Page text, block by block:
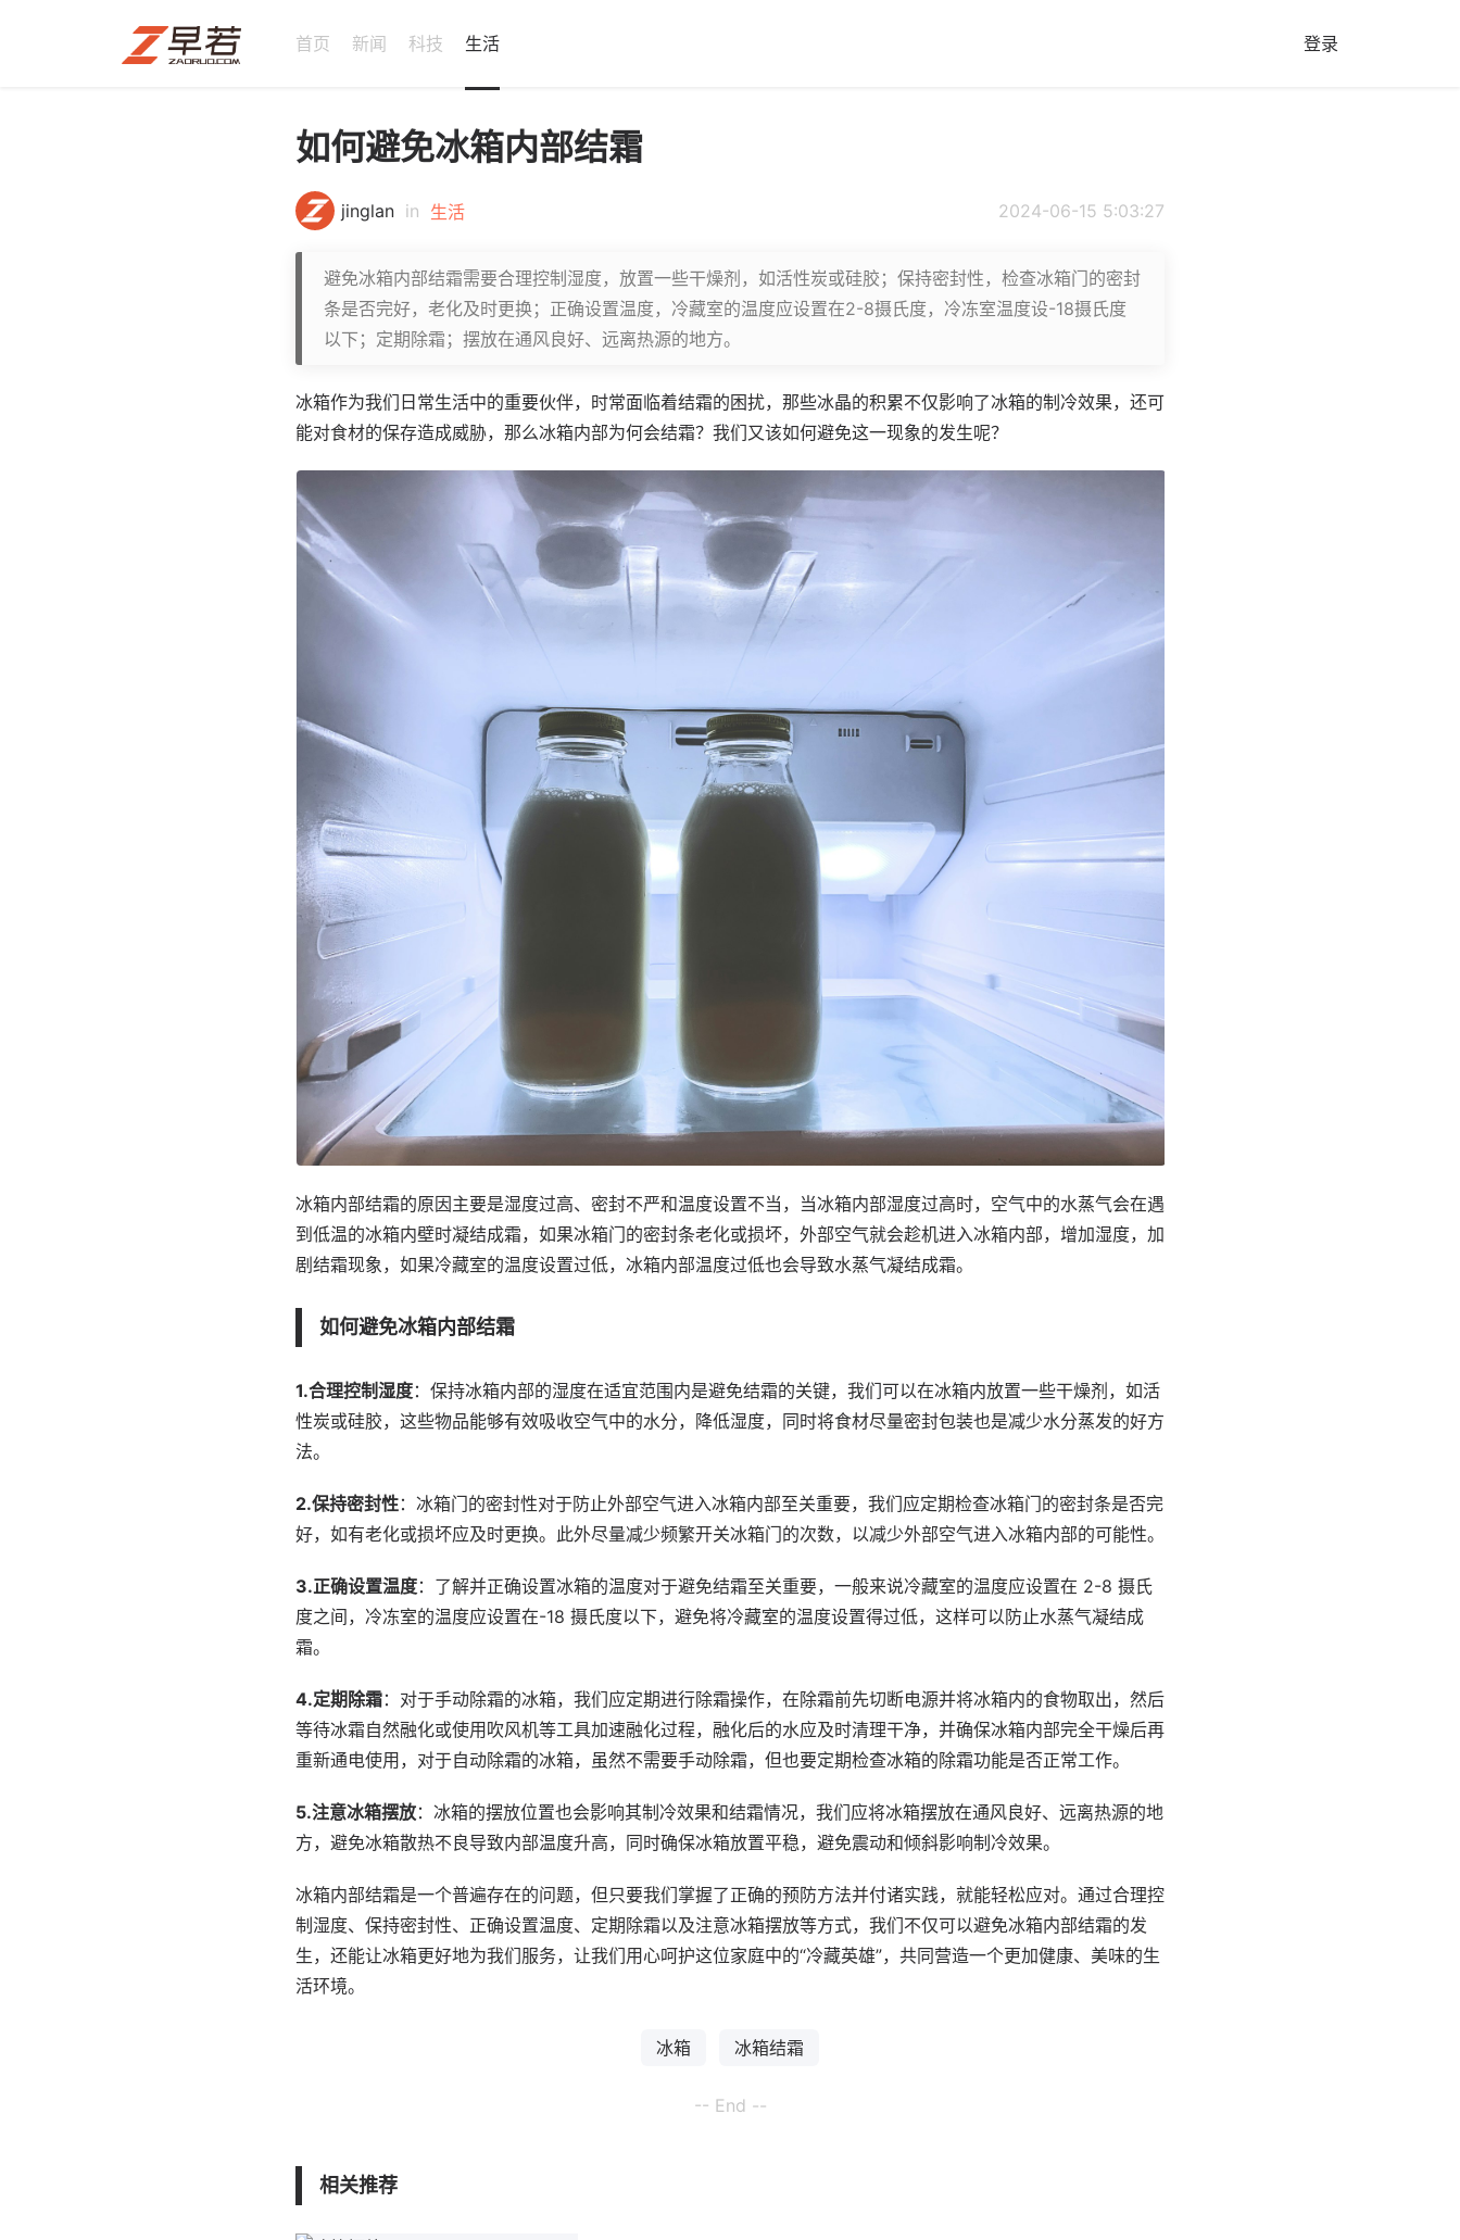
首页 新闻 科技 生活 登录
如何避免冰箱内部结霜
jinglan in 生活 2024-06-15 5:03:27
避免冰箱内部结霜需要合理控制湿度，放置一些干燥剂，如活性炭或硅胶；保持密封性，检查冰箱门的密封
条是否完好，老化及时更换；正确设置温度，冷藏室的温度应设置在2-8摄氏度，冷冻室温度设-18摄氏度
以下；定期除霜；摆放在通风良好、远离热源的地方。
冰箱作为我们日常生活中的重要伙伴，时常面临着结霜的困扰，那些冰晶的积累不仅影响了冰箱的制冷效果，还可
能对食材的保存造成威胁，那么冰箱内部为何会结霜？我们又该如何避免这一现象的发生呢？
冰箱内部结霜的原因主要是湿度过高、密封不严和温度设置不当，当冰箱内部湿度过高时，空气中的水蒸气会在遇
到低温的冰箱内壁时凝结成霜，如果冰箱门的密封条老化或损坏，外部空气就会趁机进入冰箱内部，增加湿度，加
剧结霜现象，如果冷藏室的温度设置过低，冰箱内部温度过低也会导致水蒸气凝结成霜。
如何避免冰箱内部结霜
1.合理控制湿度：保持冰箱内部的湿度在适宜范围内是避免结霜的关键，我们可以在冰箱内放置一些干燥剂，如活
性炭或硅胶，这些物品能够有效吸收空气中的水分，降低湿度，同时将食材尽量密封包装也是减少水分蒸发的好方
法。
2.保持密封性：冰箱门的密封性对于防止外部空气进入冰箱内部至关重要，我们应定期检查冰箱门的密封条是否完
好，如有老化或损坏应及时更换。此外尽量减少频繁开关冰箱门的次数，以减少外部空气进入冰箱内部的可能性。
3.正确设置温度：了解并正确设置冰箱的温度对于避免结霜至关重要，一般来说冷藏室的温度应设置在 2-8 摄氏
度之间，冷冻室的温度应设置在-18 摄氏度以下，避免将冷藏室的温度设置得过低，这样可以防止水蒸气凝结成
霜。
4.定期除霜：对于手动除霜的冰箱，我们应定期进行除霜操作，在除霜前先切断电源并将冰箱内的食物取出，然后
等待冰霜自然融化或使用吹风机等工具加速融化过程，融化后的水应及时清理干净，并确保冰箱内部完全干燥后再
重新通电使用，对于自动除霜的冰箱，虽然不需要手动除霜，但也要定期检查冰箱的除霜功能是否正常工作。
5.注意冰箱摆放：冰箱的摆放位置也会影响其制冷效果和结霜情况，我们应将冰箱摆放在通风良好、远离热源的地
方，避免冰箱散热不良导致内部温度升高，同时确保冰箱放置平稳，避免震动和倾斜影响制冷效果。
冰箱内部结霜是一个普遍存在的问题，但只要我们掌握了正确的预防方法并付诸实践，就能轻松应对。通过合理控
制湿度、保持密封性、正确设置温度、定期除霜以及注意冰箱摆放等方式，我们不仅可以避免冰箱内部结霜的发
生，还能让冰箱更好地为我们服务，让我们用心呵护这位家庭中的“冷藏英雄”，共同营造一个更加健康、美味的生
活环境。
冰箱 冰箱结霜
-- End --
相关推荐